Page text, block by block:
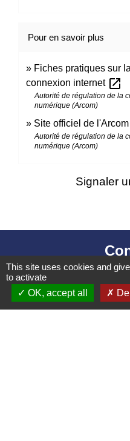
Pour en savoir plus
Fiches pratiques sur
connexion internet open_in_new
Autorité de régulation de la
numérique (Arcom)
Site officiel de l'Arcom
Autorité de régulation de la
numérique (Arcom)
Signaler
25, rue
01300
This site uses cookies and
to activate
OK, accept all